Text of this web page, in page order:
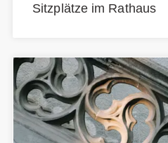
Sitzplätze im Rathaus